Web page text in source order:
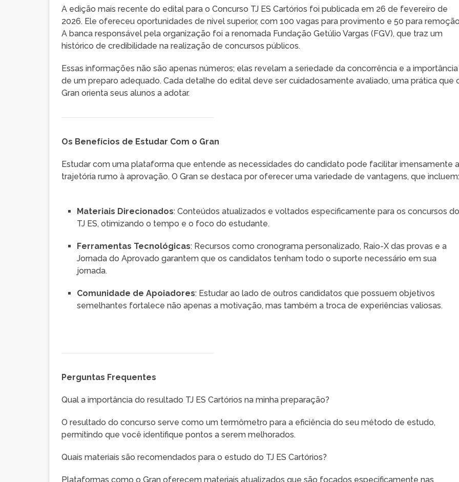
A edição mais recente do edital para o Concurso TJ ES Cartórios foi publicada em 26 de fevereiro de
2026. Ele ofereceu oportunidades de nível superior, com 100 vagas para provimento e 50 para
A banca responsável pela organização foi a renomada Fundação Getúlio Vargas (FGV), que traz um
histórico de credibilidade na realização de concursos públicos.
Essas informações não são apenas números; elas revelam a seriedade da concorrência e a importância
de um preparo adequado. Cada detalhe do edital deve ser cuidadosamente avaliado, uma prática que
Gran orienta seus alunos a adotar.
Os Benefícios de Estudar Com o Gran
Estudar com uma plataforma que entende as necessidades do candidato pode facilitar imensamente
trajetória rumo à aprovação. O Gran se destaca por oferecer uma variedade de vantagens, que
Materiais Direcionados: Conteúdos atualizados e voltados especificamente para os concursos
TJ ES, otimizando o tempo e o foco do estudante.
Ferramentas Tecnológicas: Recursos como cronograma personalizado, Raio-X das provas e a
Jornada do Aprovado garantem que os candidatos tenham todo o suporte necessário em sua
jornada.
Comunidade de Apoiadores: Estudar ao lado de outros candidatos que possuem objetivos
semelhantes fortalece não apenas a motivação, mas também a troca de experiências valiosas.
Perguntas Frequentes
Qual a importância do resultado TJ ES Cartórios na minha preparação?
O resultado do concurso serve como um termômetro para a eficiência do seu método de estudo,
permitindo que você identifique pontos a serem melhorados.
Quais materiais são recomendados para o estudo do TJ ES Cartórios?
Plataformas como o Gran oferecem materiais atualizados que são focados especificamente nas